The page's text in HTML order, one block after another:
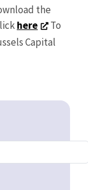
the
here
To
Capital